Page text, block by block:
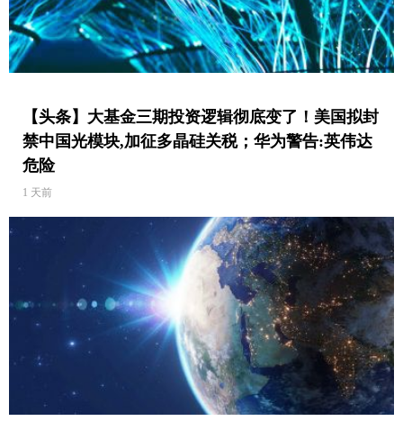
【头条】大基金三期投资逻辑彻底变了！美国拟封
禁中国光模块,加征多晶硅关税；华为警告:英伟达
危险
1 天前